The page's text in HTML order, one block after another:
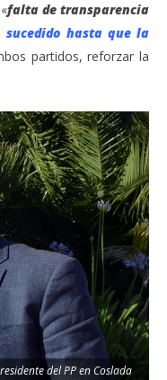
falta de transparencia
hasta que la
partidos, reforzar la
del PP en Coslada